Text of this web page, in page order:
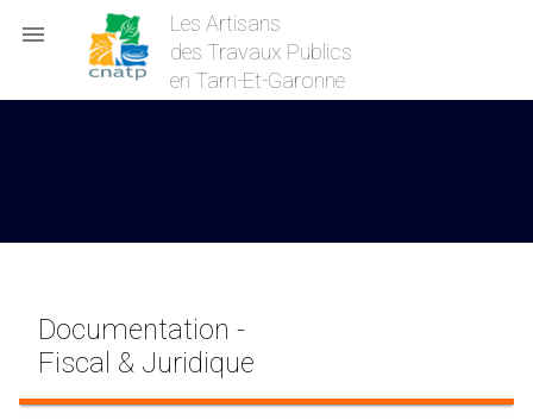

Les Artisans
des Travaux Publics
en Tarn-Et-Garonne
Documentation -
Fiscal & Juridique